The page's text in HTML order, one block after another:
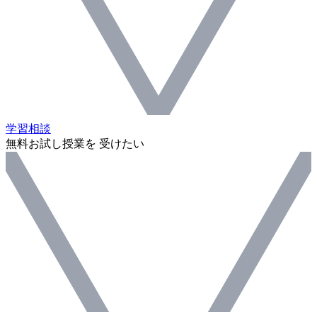
学習相談
無料お試し授業を 受けたい